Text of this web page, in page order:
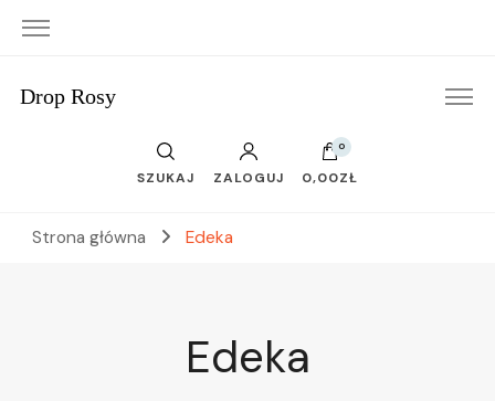
Drop Rosy
SZUKAJ ZALOGUJ
0
0,00ZŁ
Strona główna Edeka
Edeka